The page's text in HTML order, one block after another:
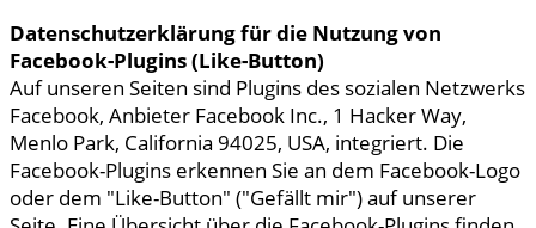
Datenschutzerklärung für die Nutzung von
Facebook-Plugins (Like-Button)
Auf unseren Seiten sind Plugins des sozialen Netzwerks
Facebook, Anbieter Facebook Inc., 1 Hacker Way,
Menlo Park, California 94025, USA, integriert. Die
Facebook-Plugins erkennen Sie an dem Facebook-Logo
oder dem "Like-Button" ("Gefällt mir") auf unserer